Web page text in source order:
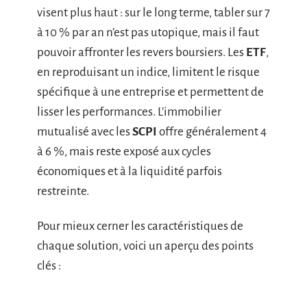
visent plus haut : sur le long terme, tabler sur 7
à 10 % par an n’est pas utopique, mais il faut
pouvoir affronter les revers boursiers. Les ETF,
en reproduisant un indice, limitent le risque
spécifique à une entreprise et permettent de
lisser les performances. L’immobilier
mutualisé avec lesSCPI offre généralement 4
à 6 %, mais reste exposé aux cycles
économiques et à la liquidité parfois
restreinte.
Pour mieux cerner les caractéristiques de
chaque solution, voici un aperçu des points
clés :